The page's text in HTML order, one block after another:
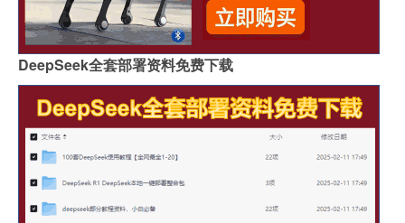
DeepSeek全套部署资料免费下载